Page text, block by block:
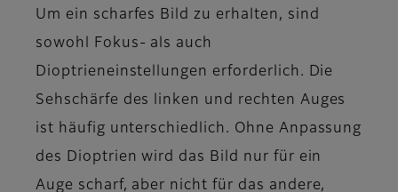
Um ein scharfes Bild zu erhalten, sind
sowohl Fokus- als auch
Dioptrieneinstellungen erforderlich. Die
Sehschärfe des linken und rechten Auges
ist häufig unterschiedlich. Ohne Anpassung
des Dioptrien wird das Bild nur für ein
Auge scharf, aber nicht für das andere,